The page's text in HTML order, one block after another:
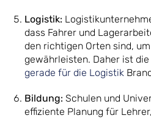
Logistik:
dass Fahrer und
den richtigen Orten sind,
gewährleisten. Daher ist die
gerade für die Logistik
Bildung: Schulen und
effiziente Planung für